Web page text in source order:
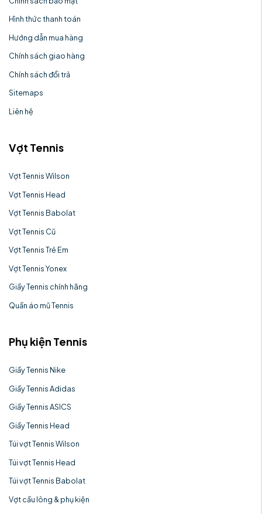
Hình thức thanh toán
Hướng dẫn mua hàng
Chính sách giao hàng
Chính sách đổi trả
Sitemaps
Liên hệ
Vợt Tennis
Vợt Tennis Wilson
Vợt Tennis Head
Vợt Tennis Babolat
Vợt Tennis Cũ
Vợt Tennis Trẻ Em
Vợt Tennis Yonex
Giầy Tennis chính hãng
Quần áo mũ Tennis
Phụ kiện Tennis
Giầy Tennis Nike
Giầy Tennis Adidas
Giầy Tennis ASICS
Giầy Tennis Head
Túi vợt Tennis Wilson
Túi vợt Tennis Head
Túi vợt Tennis Babolat
Vợt cầu lông & phụ kiện